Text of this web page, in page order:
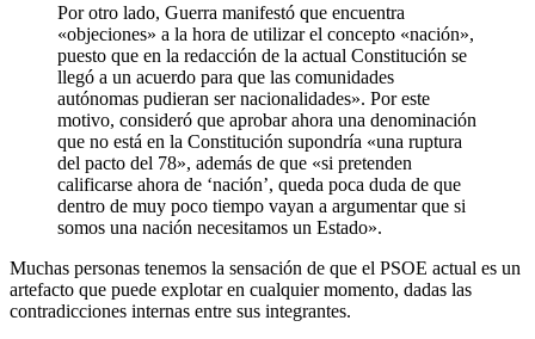
Por otro lado, Guerra manifestó que encuentra
«objeciones» a la hora de utilizar el concepto «nación»,
puesto que en la redacción de la actual Constitución se
llegó a un acuerdo para que las comunidades
autónomas pudieran ser nacionalidades». Por este
motivo, consideró que aprobar ahora una denominación
que no está en la Constitución supondría «una ruptura
del pacto del 78», además de que «si pretenden
calificarse ahora de ‘nación’, queda poca duda de que
dentro de muy poco tiempo vayan a argumentar que si
somos una nación necesitamos un Estado».
Muchas personas tenemos la sensación de que el PSOE actual es un
artefacto que puede explotar en cualquier momento, dadas las
contradicciones internas entre sus integrantes.